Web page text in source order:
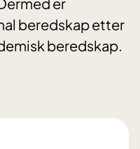
beredskap etter
beredskap.